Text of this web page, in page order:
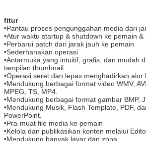
fitur
•Pantau proses pengunggahan media dari
•Atur waktu startup & shutdown ke pemain &
•Perbarui patch dari jarak jauh ke pemain
•Sederhanakan operasi
•Antarmuka yang intuitif, grafis, dan mudah
tampilan thumbnail
•Operasi seret dan lepas menghadirkan alur
•Mendukung berbagai format video WMV,
MPEG, TS, MP4.
•Mendukung berbagai format gambar BMP,
•Mendukung Musik, Flash Template, PDF,
PowerPoint.
•Pra-muat file media ke pemain
•Kelola dan publikasikan konten melalui
•Mendukung banyak layar dan zona